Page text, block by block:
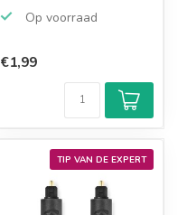
Op voorraad
9,2/10
Achteraf
betalen mogelijk
productkennis
€1,99
TIP VAN DE EXPERT